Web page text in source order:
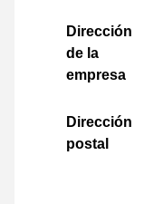
Dirección
de la
empresa
Dirección
postal